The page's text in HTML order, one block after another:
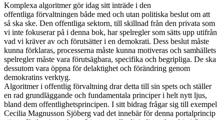
Komplexa algoritmer gör idag sitt inträde i den
offentliga förvaltningen både med och utan politiska beslut om att
så ska ske. Den offentliga sektorn, till skillnad från den privata som
vi inte fokuserar på i denna bok, har spelregler som sätts upp utifrån
vad vi kräver av och förutsätter i en demokrati. Dess beslut måste
kunna förklaras, processerna måste kunna motiveras och samhällets
spelregler måste vara förutsägbara, specifika och begripliga. De ska
dessutom vara öppna för delaktighet och förändring genom
demokratins verktyg.
Algoritmer i offentlig förvaltning drar detta till sin spets och ställer
en rad grundläggande och fundamentala principer i helt nytt ljus,
bland dem offentlighetsprincipen. I sitt bidrag frågar sig till exempel
Cecilia Magnusson Sjöberg vad det innebär för denna portalprincip